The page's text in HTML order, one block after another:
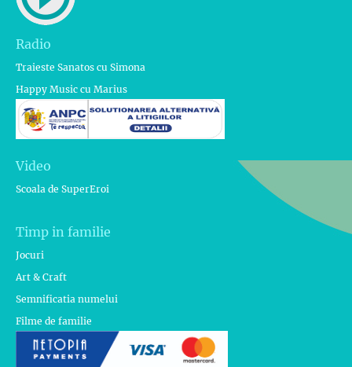
Radio
Traieste Sanatos cu Simona
Happy Music cu Marius
Video
Scoala de SuperEroi
Timp in familie
Jocuri
Art & Craft
Semnificatia numelui
Filme de familie